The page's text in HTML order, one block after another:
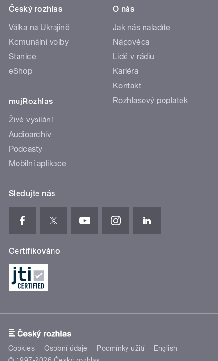
Český rozhlas
Válka na Ukrajině
Komunální volby
Stanice
eShop
mujRozhlas
Živé vysílání
Audioarchiv
Podcasty
Mobilní aplikace
O nás
Jak nás naladíte
Nápověda
Lidé v rádiu
Kariéra
Kontakt
Rozhlasový poplatek
Sledujte nás
Certifikováno
Cookies Osobní údaje Podmínky užití
English